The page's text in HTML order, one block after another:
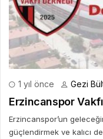
1 yıl önce Gezi
Erzincanspor
Erzincanspor’un
güçlendirmek ve kalıcı